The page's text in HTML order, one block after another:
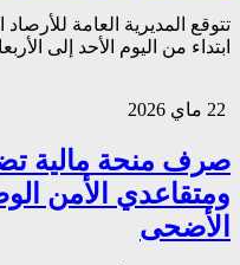
تتوقع المديرية العامة
ابتداء من اليوم الأحد إلى
صرف منحة مالية
ومتقاعدي الأمن
الأضحى